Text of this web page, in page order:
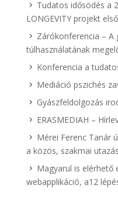
Tudatos idősödés a
LONGEVITY projekt
Zárókonferencia – A
túlhasználatának
Konferencia a
Mediáció pszichés
Gyászfeldolgozás
ERASMEDIAH –
Mérei Ferenc Tanár
a közös, szakmai
Magyarul is elérhető
webapplikáció, a12